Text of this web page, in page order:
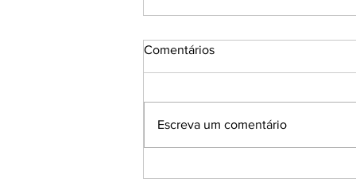
Comentários
Escreva um comentário